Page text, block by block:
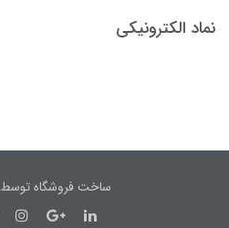
نماد الکترونیکی
ساخت فروشگاه توسط